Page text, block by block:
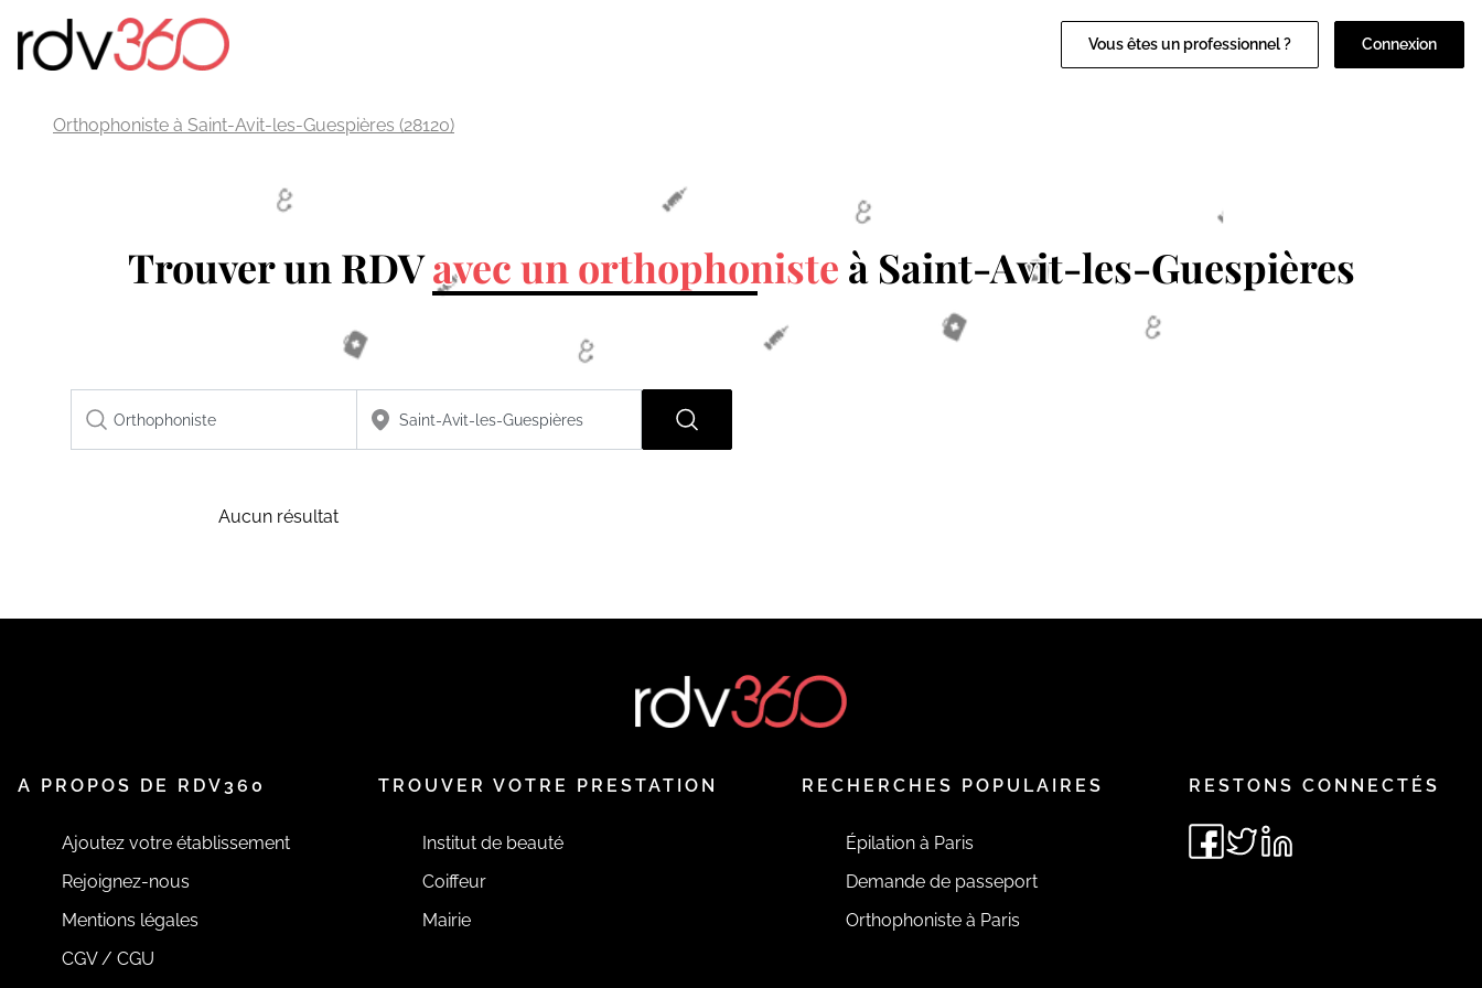
Vous êtes un professionnel ? Connexion
Orthophoniste à Saint-Avit-les-Guespières (28120)
Trouver un RDVavec un orthophoniste à Saint-Avit-les-Guespières
Aucun résultat
A PROPOS DE RDV360
Ajoutez votre établissement
Rejoignez-nous
Mentions légales
CGV / CGU
TROUVER VOTRE PRESTATION
Institut de beauté
Coiffeur
Mairie
RECHERCHES POPULAIRES
Épilation à Paris
Demande de passeport
Orthophoniste à Paris
RESTONS CONNECTÉS